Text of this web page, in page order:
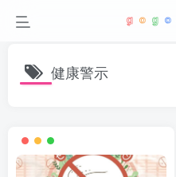
健康警示